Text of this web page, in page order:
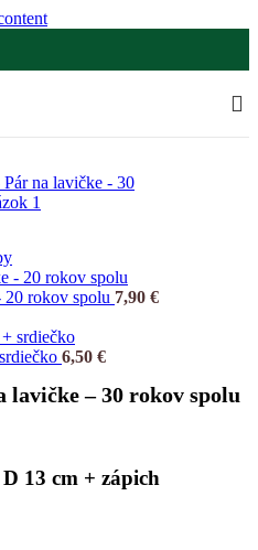
20 rokov spolu 7,90 €
6,50 €
lavičke – 30 rokov spolu
13 cm + zápich